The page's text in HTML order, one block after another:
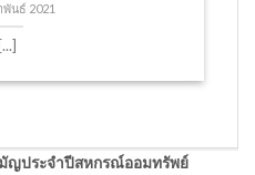
นธ์ 2021
[...]
ญประจำปีสหกรณ์ออมทรัพย์